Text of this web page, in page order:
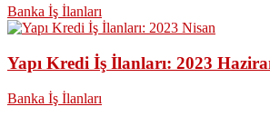
Banka İş İlanları
Yapı Kredi İş İlanları: 2023
Banka İş İlanları